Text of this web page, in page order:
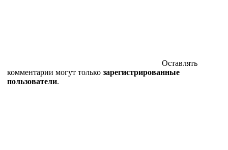
Оставлять
комментарии могут только зарегистрированные
пользователи.